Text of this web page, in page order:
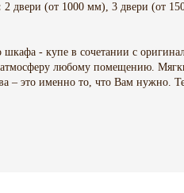
2 двери (от 1000 мм), 3 двери (от
шкафа - купе в сочетании с
любому помещению.
– это именно то, что Вам нужно.